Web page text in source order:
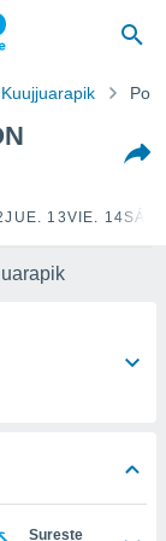
Kuujjuarapik Por
JUE. 13VIE. 14
Sureste